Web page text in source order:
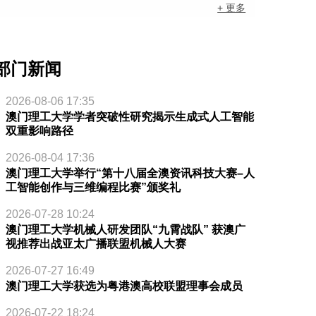
+ 更多
门新闻
2026-08-06 17:35
澳门理工大学学者突破性研究揭示生成式人工智能
双重影响路径
2026-08-04 17:36
澳门理工大学举行“第十八届全澳资讯科技大赛–人
工智能创作与三维编程比赛”颁奖礼
2026-07-28 10:24
澳门理工大学机械人研发团队“九霄战队” 获澳广
视推荐出战亚太广播联盟机械人大赛
2026-07-27 16:49
澳门理工大学获选为粤港澳高校联盟理事会成员
2026-07-22 18:24